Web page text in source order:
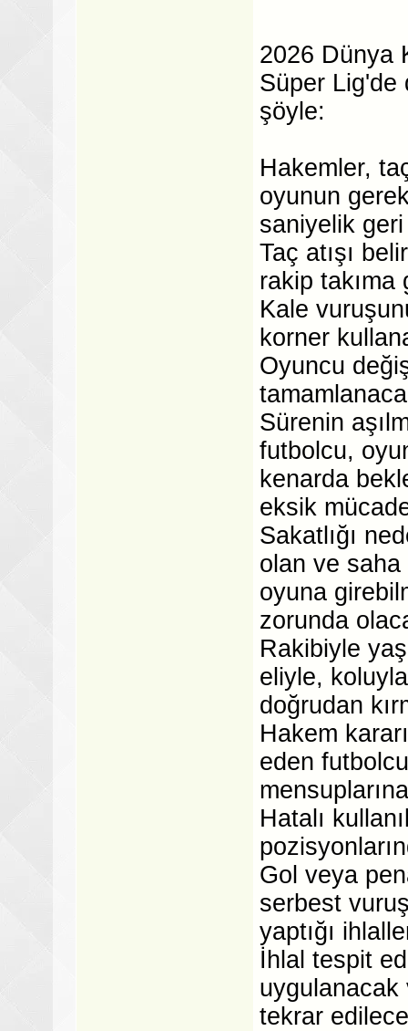
2026 Dünya
Süper Lig'de
şöyle:
Hakemler,
oyunun
saniyelik
Taç atışı
rakip takıma
Kale
korner
Oyuncu
Sürenin
futbolcu,
kenarda
eksik
Sakatlığı
olan ve saha
oyuna
zorunda
Rakibiyle
eliyle,
doğrudan
Hakem
eden
Hatalı
Gol veya
serbest
yaptığı
İhlal tespit
tekrar